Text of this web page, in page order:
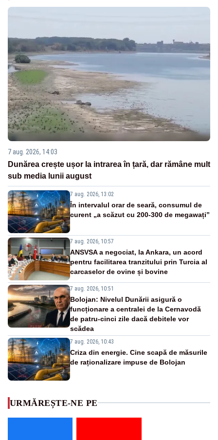
7 aug. 2026, 14:03
Dunărea crește ușor la intrarea în țară, dar rămâne mult
sub media lunii august
7 aug. 2026, 13:02
În intervalul orar de seară, consumul de
curent „a scăzut cu 200-300 de megawați”
7 aug. 2026, 10:57
ANSVSA a negociat, la Ankara, un acord
pentru facilitarea tranzitului prin Turcia al
carcaselor de ovine și bovine
7 aug. 2026, 10:51
Bolojan: Nivelul Dunării asigură o
funcționare a centralei de la Cernavodă
de patru-cinci zile dacă debitele vor
scădea
7 aug. 2026, 10:43
Criza din energie. Cine scapă de măsurile
de raționalizare impuse de Bolojan
URMĂREȘTE-NE PE